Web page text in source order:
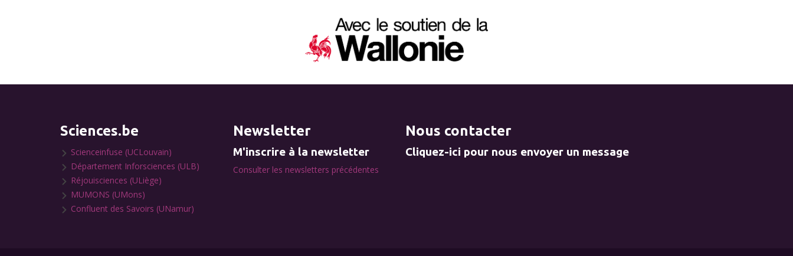
Sciences.be
Scienceinfuse (UCLouvain)
Département Inforsciences (ULB)
Réjouisciences (ULiège)
MUMONS (UMons)
Confluent des Savoirs (UNamur)
Newsletter
M'inscrire à la newsletter
Consulter les newsletters précédentes
Nous contacter
Cliquez-ici pour nous envoyer un message